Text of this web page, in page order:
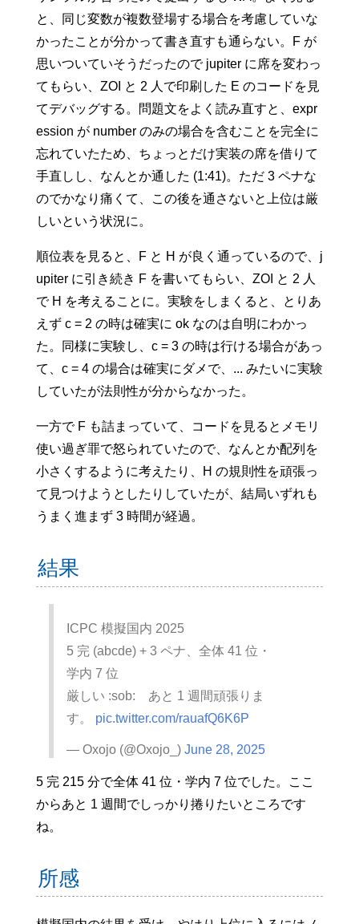
と、同じ変数が複数登場する場合を考慮していな
かったことが分かって書き直すも通らない。F が
思いついていそうだったので jupiter に席を変わっ
てもらい、ZOI と 2 人で印刷した E のコードを見
てデバッグする。問題文をよく読み直すと、expr
ession が number のみの場合を含むことを完全に
忘れていたため、ちょっとだけ実装の席を借りて
手直しし、なんとか通した (1:41)。ただ 3 ペナな
のでかなり痛くて、この後を通さないと上位は厳
しいという状況に。
順位表を見ると、F と H が良く通っているので、j
upiter に引き続き F を書いてもらい、ZOI と 2 人
で H を考えることに。実験をしまくると、とりあ
えず c = 2 の時は確実に ok なのは自明にわかっ
た。同様に実験し、c = 3 の時は行ける場合があっ
て、c = 4 の場合は確実にダメで、... みたいに実験
していたが法則性が分からなかった。
一方で F も詰まっていて、コードを見るとメモリ
使い過ぎ罪で怒られていたので、なんとか配列を
小さくするように考えたり、H の規則性を頑張っ
て見つけようとしたりしていたが、結局いずれも
うまく進まず 3 時間が経過。
結果
ICPC 模擬国内 2025
5 完 (abcde) + 3 ペナ、全体 41 位・
学内 7 位
厳しい :sob: あと 1 週間頑張りま
す。 pic.twitter.com/rauafQ6K6P
— Oxojo (@Oxojo_) June 28, 2025
5 完 215 分で全体 41 位・学内 7 位でした。ここ
からあと 1 週間でしっかり捲りたいところです
ね。
所感